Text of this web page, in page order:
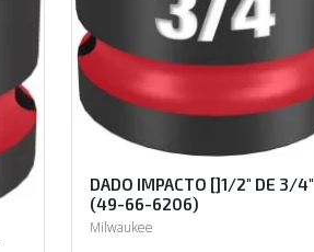
DADO IMPACTO []1/2" DE 3/4"
(49-66-6206)
Milwaukee